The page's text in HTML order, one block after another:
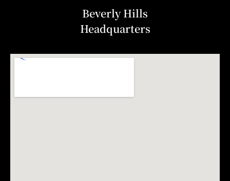
Beverly Hills
Headquarters